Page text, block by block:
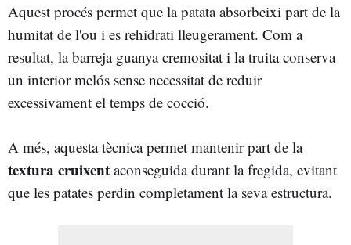
Aquest procés permet que la patata absorbeixi part de la
humitat de l'ou i es rehidrati lleugerament. Com a
resultat, la barreja guanya cremositat i la truita conserva
un interior melós sense necessitat de reduir
excessivament el temps de cocció.
A més, aquesta tècnica permet mantenir part de la
textura cruixent aconseguida durant la fregida, evitant
que les patates perdin completament la seva estructura.